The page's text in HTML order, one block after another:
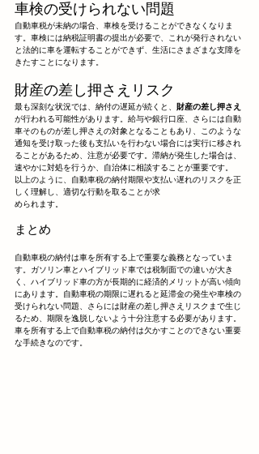
車検の受けられない問題
自動車税が未納の場合、車検を受けることができなくなりま
す。車検には納税証明書の提出が必要で、これが発行されない
と法的に車を運転することができず、生活にさまざまな支障を
きたすことになります。
財産の差し押さえリスク
最も深刻な状況では、納付の遅延が続くと、 財産の差し押さえ
が行われる可能性があります。給与や銀行口座、さらには自動
車そのものが差し押さえの対象となることもあり、このような
通知を受け取った後も支払いを行わない場合には実行に移され
ることがあるため、注意が必要です。滞納が発生した場合は、
速やかに対処を行うか、自治体に相談することが重要です。
以上のように、自動車税の納付期限や支払い遅れのリスクを正
しく理解し、適切な行動を取ることが求
められます。
まとめ
自動車税の納付は車を所有する上で重要な義務となっていま
す。ガソリン車とハイブリッド車では税制面での違いが大き
く、ハイブリッド車の方が長期的に経済的メリットが高い傾向
にあります。自動車税の期限に遅れると延滞金の発生や車検の
受けられない問題、さらには財産の差し押さえリスクまで生じ
るため、期限を逸脱しないよう十分注意する必要があります。
車を所有する上で自動車税の納付は欠かすことのできない重要
な手続きなのです。